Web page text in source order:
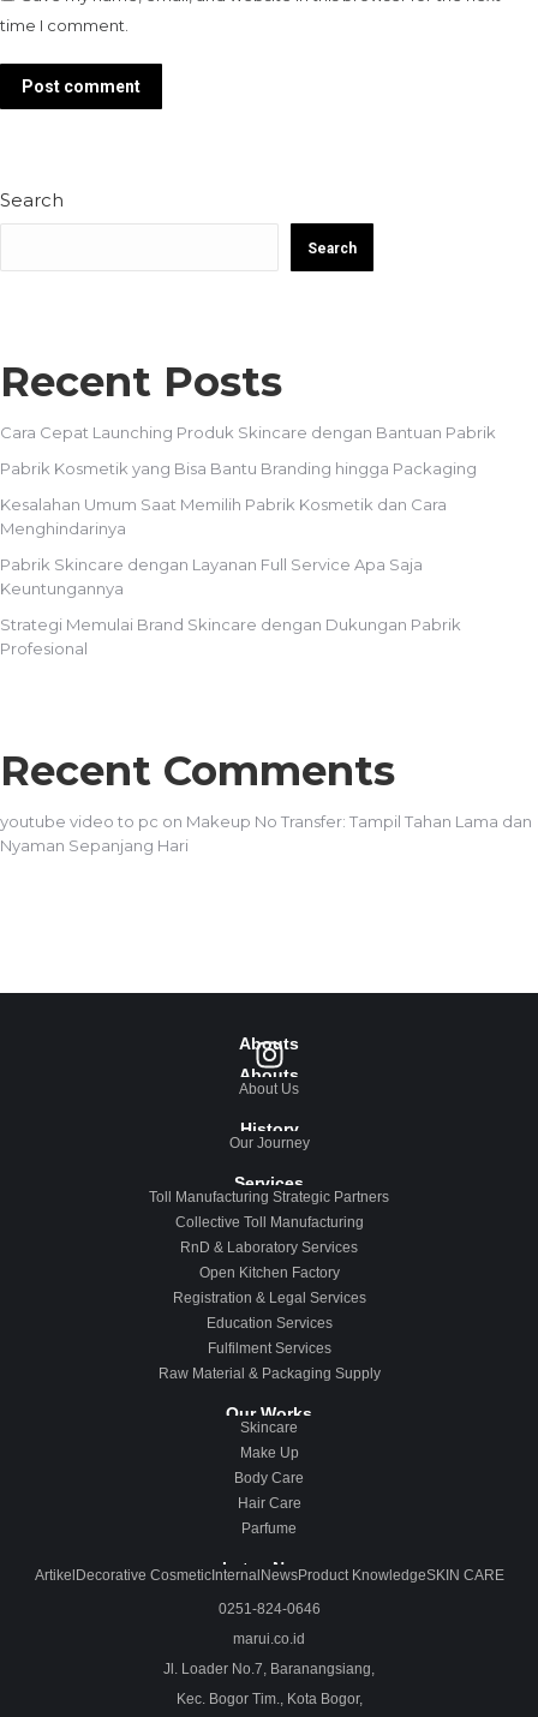
time I comment.
Post comment
Search
Search
Recent Posts
Cara Cepat Launching Produk Skincare dengan Bantuan Pabrik
Pabrik Kosmetik yang Bisa Bantu Branding hingga Packaging
Kesalahan Umum Saat Memilih Pabrik Kosmetik dan Cara
Menghindarinya
Pabrik Skincare dengan Layanan Full Service Apa Saja
Keuntungannya
Strategi Memulai Brand Skincare dengan Dukungan Pabrik
Profesional
Recent Comments
youtube video to pc on Makeup No Transfer: Tampil Tahan Lama dan
Nyaman Sepanjang Hari
Abouts
Abouts
About Us
History
Our Journey
Services
Toll Manufacturing Strategic Partners
Collective Toll Manufacturing
RnD & Laboratory Services
Open Kitchen Factory
Registration & Legal Services
Education Services
Fulfilment Services
Raw Material & Packaging Supply
Our Works
Skincare
Make Up
Body Care
Hair Care
Parfume
Lates News
Artikel Decorative CosmeticInternal NewsProduct KnowledgeSKIN CARE
0251-824-0646
marui.co.id
Jl. Loader No.7, Baranangsiang,
Kec. Bogor Tim., Kota Bogor,